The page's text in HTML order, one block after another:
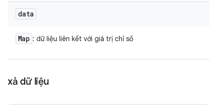
data
Map : dữ liệu liên kết với giá trị chỉ số
xả dữ liệu